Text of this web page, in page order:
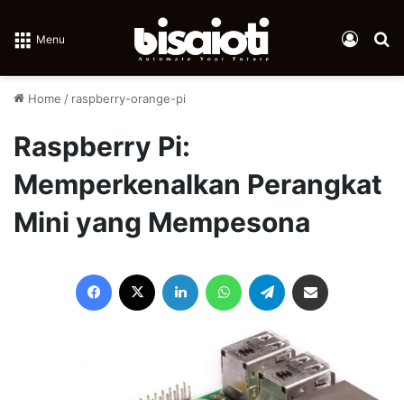
Menu Log In
Home / raspberry-orange-pi
Raspberry Pi:
Memperkenalkan Perangkat
Mini yang Mempesona
Facebook LinkedIn WhatsAppTelegram